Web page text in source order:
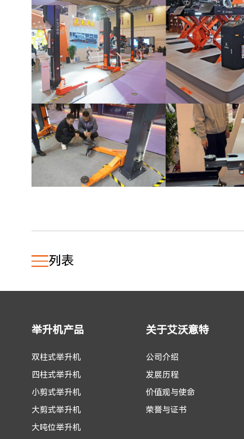
列表
举升机产品
双柱式举升机
四柱式举升机
小剪式举升机
大剪式举升机
大吨位举升机
关于艾沃意特
公司介绍
发展历程
价值观与使命
荣誉与证书